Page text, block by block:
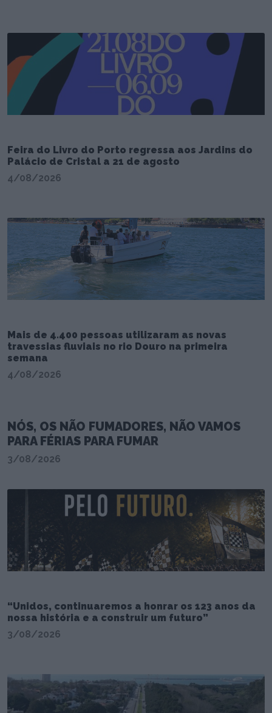
Feira do Livro do Porto regressa aos Jardins do
Palácio de Cristal a 21 de agosto
4/08/2026
Mais de 4.400 pessoas utilizaram as novas
travessias fluviais no rio Douro na primeira
semana
4/08/2026
NÓS, OS NÃO FUMADORES, NÃO VAMOS
PARA FÉRIAS PARA FUMAR
3/08/2026
“Unidos, continuaremos a honrar os 123 anos da
nossa história e a construir um futuro”
3/08/2026